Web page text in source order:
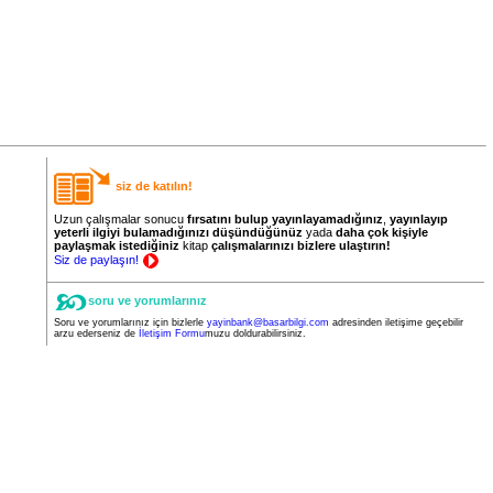
siz de katılın!
Uzun çalışmalar sonucu fırsatını bulup yayınlayamadığınız yayınlayıp
yeterli ilgiyi bulamadığınızı düşündüğünüz yada daha çok kişiyle
paylaşmak istediğiniz kitap çalışmalarınızı bizlere ulaştırın!
Siz de paylaşın!
soru ve yorumlarınız
Soru ve yorumlarınız için bizlerle yayinbank@basarbilgi.com adresinden iletişime geçebilir
arzu ederseniz de
İletişim Formumuzu doldurabilirsiniz.